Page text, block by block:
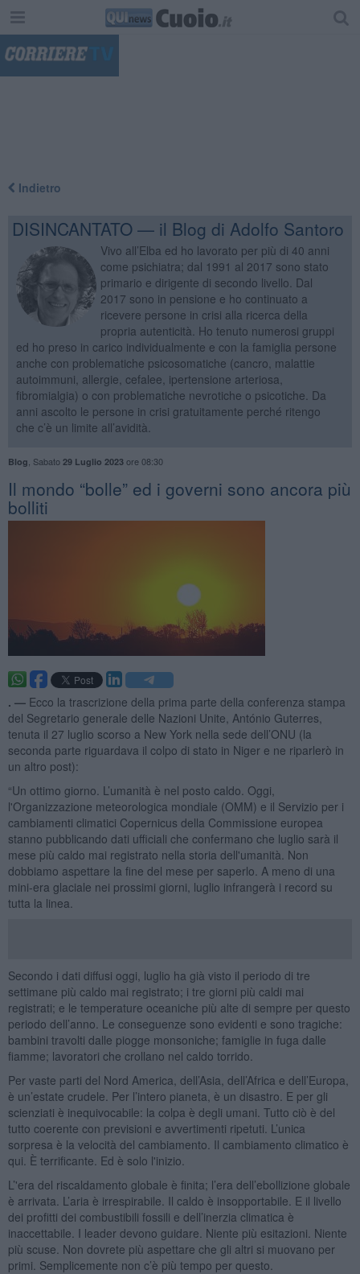
Indietro
DISINCANTATO — il Blog di Adolfo Santoro
Vivo all’Elba ed ho lavorato per più di 40 anni
come psichiatra; dal 1991 al 2017 sono stato
primario e dirigente di secondo livello. Dal
2017 sono in pensione e ho continuato a
ricevere persone in crisi alla ricerca della
propria autenticità. Ho tenuto numerosi gruppi
ed ho preso in carico individualmente e con la famiglia persone
anche con problematiche psicosomatiche (cancro, malattie
autoimmuni, allergie, cefalee, ipertensione arteriosa,
fibromialgia) o con problematiche nevrotiche o psicotiche. Da
anni ascolto le persone in crisi gratuitamente perché ritengo
che c’è un limite all’avidità.
Blog Sabato 29 Luglio 2023ore 08:30
​Il mondo “bolle” ed i governi sono ancora più
bolliti
. — Ecco la trascrizione della prima parte della conferenza stampa
del Segretario generale delle Nazioni Unite, António Guterres,
tenuta il 27 luglio scorso a New York nella sede dell’ONU (la
seconda parte riguardava il colpo di stato in Niger e ne riparlerò in
un altro post):
“Un ottimo giorno. L’umanità è nel posto caldo. Oggi,
l'Organizzazione meteorologica mondiale (OMM) e il Servizio per i
cambiamenti climatici Copernicus della Commissione europea
stanno pubblicando dati ufficiali che confermano che luglio sarà il
mese più caldo mai registrato nella storia dell'umanità. Non
dobbiamo aspettare la fine del mese per saperlo. A meno di una
mini-era glaciale nei prossimi giorni, luglio infrangerà i record su
tutta la linea.
Secondo i dati diffusi oggi, luglio ha già visto il periodo di tre
settimane più caldo mai registrato; i tre giorni più caldi mai
registrati; e le temperature oceaniche più alte di sempre per questo
periodo dell’anno. Le conseguenze sono evidenti e sono tragiche:
bambini travolti dalle piogge monsoniche; famiglie in fuga dalle
fiamme; lavoratori che crollano nel caldo torrido.
Per vaste parti del Nord America, dell’Asia, dell’Africa e dell’Europa,
è un’estate crudele. Per l’intero pianeta, è un disastro. E per gli
scienziati è inequivocabile: la colpa è degli umani. Tutto ciò è del
tutto coerente con previsioni e avvertimenti ripetuti. L’unica
sorpresa è la velocità del cambiamento. Il cambiamento climatico è
qui. È terrificante. Ed è solo l'inizio.
L’'era del riscaldamento globale è finita; l’era dell’ebollizione globale
è arrivata. L’aria è irrespirabile. Il caldo è insopportabile. E il livello
dei profitti dei combustibili fossili e dell’inerzia climatica è
inaccettabile. I leader devono guidare. Niente più esitazioni. Niente
più scuse. Non dovrete più aspettare che gli altri si muovano per
primi. Semplicemente non c’è più tempo per questo.